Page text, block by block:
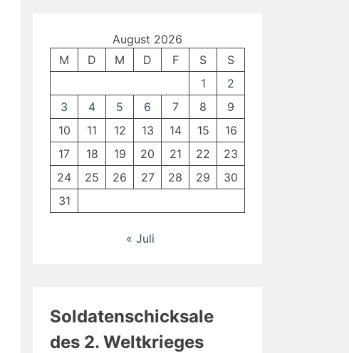
August 2026
M
D M D F S
S
1
2
3
4 5 6 7 8
9
10
11 12 13 14 15
16
17
18 19 20 21 22
23
24
25 26 27 28 29
30
31
« Juli
Soldatenschicksale
des 2. Weltkrieges